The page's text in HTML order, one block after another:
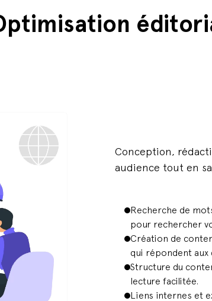
Conception,
audience tout en
Recherche de
pour rechercher
Création de
qui répondent
Structure du
lecture facilitée.
Liens internes et